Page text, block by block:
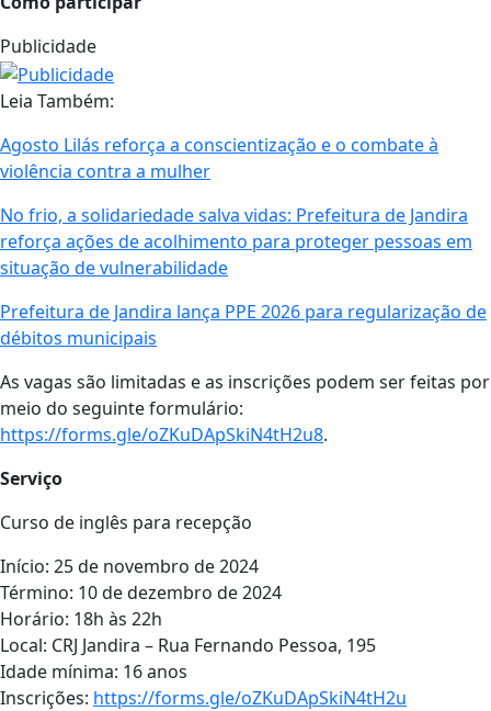
Publicidade
Leia Também:
Agosto Lilás reforça a conscientização e o combate à
violência contra a mulher
No frio, a solidariedade salva vidas: Prefeitura de Jandira
reforça ações de acolhimento para proteger pessoas em
situação de vulnerabilidade
Prefeitura de Jandira lança PPE 2026 para regularização de
débitos municipais
As vagas são limitadas e as inscrições podem ser feitas por
meio do seguinte formulário:
https://forms.gle/oZKuDApSkiN4tH2u8.
Serviço
Curso de inglês para recepção
Início: 25 de novembro de 2024
Término: 10 de dezembro de 2024
Horário: 18h às 22h
Local: CRJ Jandira – Rua Fernando Pessoa, 195
Idade mínima: 16 anos
Inscrições: https://forms.gle/oZKuDApSkiN4tH2u